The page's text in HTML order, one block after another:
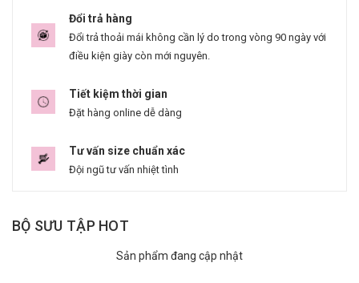
Đổi trả hàng
Đổi trả thoải mái không cần lý do trong vòng 90 ngày với
điều kiện giày còn mới nguyên.
Tiết kiệm thời gian
Đặt hàng online dễ dàng
Tư vấn size chuẩn xác
Đội ngũ tư vấn nhiệt tình
BỘ SƯU TẬP HOT
Sản phẩm đang cập nhật